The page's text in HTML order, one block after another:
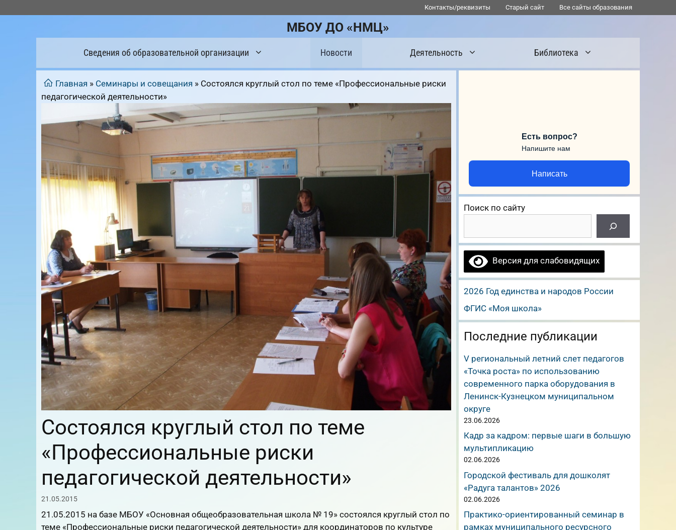
к
Контакты/реквизиты Старый сайт Все сайты образования
МБОУ ДО «НМЦ»
Сведения об образовательной организации Новости Деятельность Библиотека
Главная » Семинары и совещания » Состоялся круглый стол по теме «Профессиональные риски
педагогической деятельности»
Состоялся круглый стол по теме
«Профессиональные риски
педагогической деятельности»
21.05.2015
21.05.2015 на базе МБОУ «Основная общеобразовательная школа № 19» состоялся круглый стол по
теме «Профессиональные риски педагогической деятельности» для координаторов по культуре
Есть вопрос?
Напишите нам
Написать
Поиск по сайту
Версия для слабовидящих
2026 Год единства и народов России
ФГИС «Моя школа»
Последние публикации
V региональный летний слет педагогов
«Точка роста» по использованию
современного парка оборудования в
Ленинск-Кузнецком муниципальном
округе
23.06.2026
Кадр за кадром: первые шаги в большую
мультипликацию
02.06.2026
Городской фестиваль для дошколят
«Радуга талантов» 2026
02.06.2026
Практико-ориентированный семинар в
рамках муниципального ресурсного